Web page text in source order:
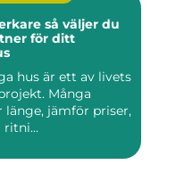
väljer du
för ditt
hus är ett av livets
Många
länge, jämför priser,